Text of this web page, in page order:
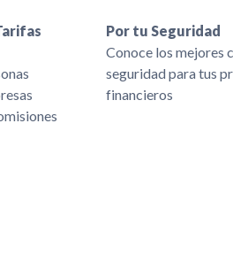
Por tu Seguridad
Conoce los mejores
seguridad para tus
financieros